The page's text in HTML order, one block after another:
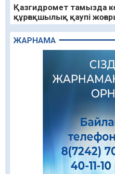
Қазгидромет тамызда
құрғақшылық қаупі
05.08.2026
Алғашқы цифрлық
құралдарының
05.08.2026
«Қайрат» Чемпиондар
«Левскиге» есе жіберді
«Ұлттық нақыш –
шеберлік сағаты өтті
05.08.2026
ЖАРНАМА